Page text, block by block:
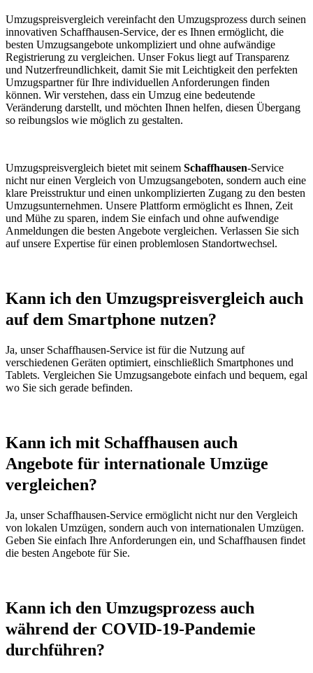
Umzugspreisvergleich vereinfacht den Umzugsprozess durch seinen
innovativen Schaffhausen-Service, der es Ihnen ermöglicht, die
besten Umzugsangebote unkompliziert und ohne aufwändige
Registrierung zu vergleichen. Unser Fokus liegt auf Transparenz
und Nutzerfreundlichkeit, damit Sie mit Leichtigkeit den perfekten
Umzugspartner für Ihre individuellen Anforderungen finden
können. Wir verstehen, dass ein Umzug eine bedeutende
Veränderung darstellt, und möchten Ihnen helfen, diesen Übergang
so reibungslos wie möglich zu gestalten.
Umzugspreisvergleich bietet mit seinem Schaffhausen-Service
nicht nur einen Vergleich von Umzugsangeboten, sondern auch eine
klare Preisstruktur und einen unkomplizierten Zugang zu den besten
Umzugsunternehmen. Unsere Plattform ermöglicht es Ihnen, Zeit
und Mühe zu sparen, indem Sie einfach und ohne aufwendige
Anmeldungen die besten Angebote vergleichen. Verlassen Sie sich
auf unsere Expertise für einen problemlosen Standortwechsel.
Kann ich den Umzugspreisvergleich auch
auf dem Smartphone nutzen?
Ja, unser Schaffhausen-Service ist für die Nutzung auf
verschiedenen Geräten optimiert, einschließlich Smartphones und
Tablets. Vergleichen Sie Umzugsangebote einfach und bequem, egal
wo Sie sich gerade befinden.
Kann ich mit Schaffhausen auch
Angebote für internationale Umzüge
vergleichen?
Ja, unser Schaffhausen-Service ermöglicht nicht nur den Vergleich
von lokalen Umzügen, sondern auch von internationalen Umzügen.
Geben Sie einfach Ihre Anforderungen ein, und Schaffhausen findet
die besten Angebote für Sie.
Kann ich den Umzugsprozess auch
während der COVID-19-Pandemie
durchführen?